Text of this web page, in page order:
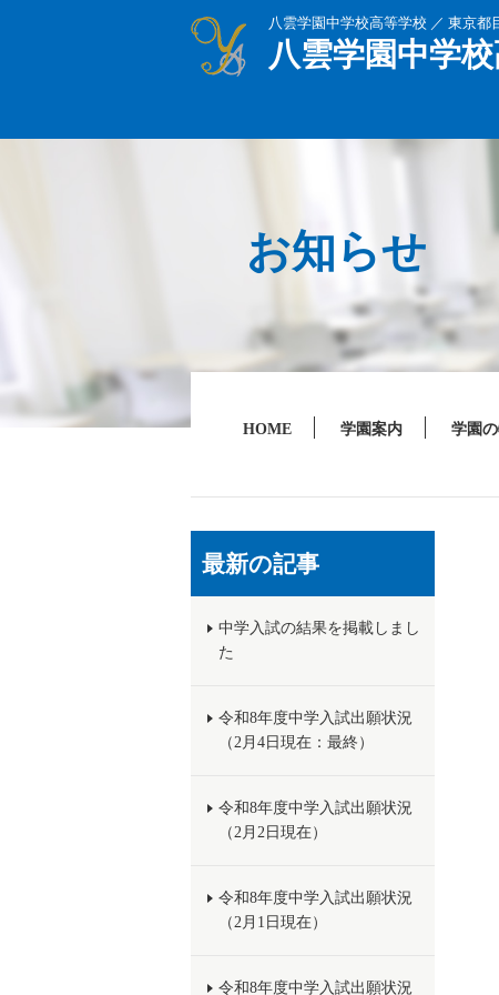
八雲学園中学校高等学校 ／ 東京都
八雲学園中学
お知らせ
HOME 学園案内 学園
最新の記事
中学入試の結果を掲載しまし
た
令和8年度中学入試出願状況
（2月4日現在：最終）
令和8年度中学入試出願状況
（2月2日現在）
令和8年度中学入試出願状況
（2月1日現在）
令和8年度中学入試出願状況